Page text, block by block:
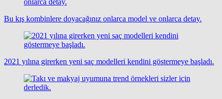
Bu kış kombinlere doyacağınız onlarca model ve onlarca detay.
2021 yılına girerken yeni saç modelleri kendini göstermeye başladı.